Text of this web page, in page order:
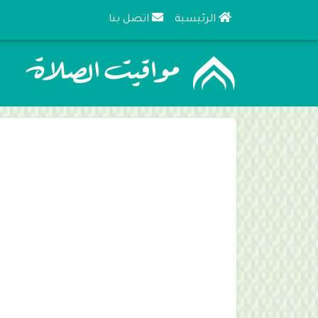
الرئيسية اتصل بنا